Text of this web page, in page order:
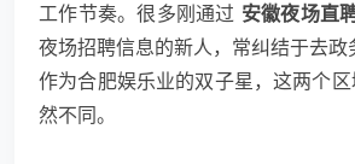
工作节奏。很多刚通过 安徽夜场直
夜场招聘信息的新人，常纠结于去政
作为合肥娱乐业的双子星，这两个区
然不同。